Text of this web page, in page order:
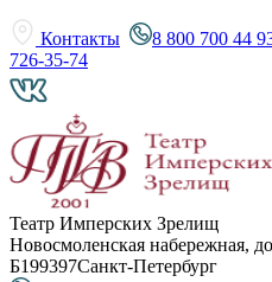
Контакты 8 800 700 44
726-35-74
Театр Имперских Зрелищ
Новосмоленская набережная,
Б199397Санкт-Петербург